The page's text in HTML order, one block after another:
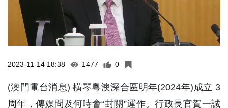
2023-11-14 18:38 1477 0
(澳門電台消息) 橫琴粵澳深合區明年(2024年)成立 3
周年，傳媒問及何時會“封關”運作。行政長官賀一誠